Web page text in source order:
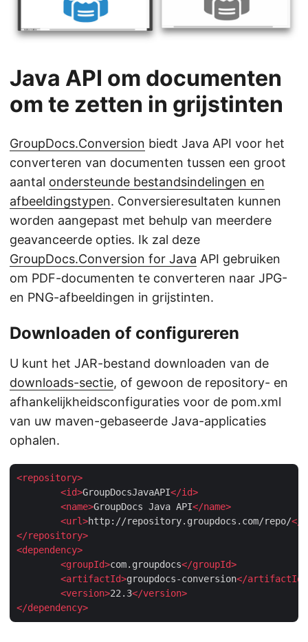
Java API om documenten
om te zetten in grijstinten
GroupDocs.Conversion biedt Java API voor het
converteren van documenten tussen een groot
aantal ondersteunde bestandsindelingen en
afbeeldingstypen. Conversieresultaten kunnen
worden aangepast met behulp van meerdere
geavanceerde opties. Ik zal deze
GroupDocs.Conversion for Java API gebruiken
om PDF-documenten te converteren naar JPG-
en PNG-afbeeldingen in grijstinten.
Downloaden of configureren
U kunt het JAR-bestand downloaden van de
downloads-sectie, of gewoon de repository- en
afhankelijkheidsconfiguraties voor de pom.xml
van uw maven-gebaseerde Java-applicaties
ophalen.
<repository>
<id>GroupDocsJavaAPI</id>
<name>GroupDocs Java API</name>
<url>http://repository.groupdocs.com/repo/</
</repository>
<dependency>
<groupId>com.groupdocs</groupId>
<artifactId>groupdocs-conversion</artifactId
<version>22.3</version>
</dependency>